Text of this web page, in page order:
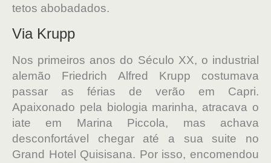
tetos abobadados.
Via Krupp
Nos primeiros anos do Século XX, o industrial
alemão Friedrich Alfred Krupp costumava
passar as férias de verão em Capri.
Apaixonado pela biologia marinha, atracava o
iate em Marina Piccola, mas achava
desconfortável chegar até a sua suite no
Grand Hotel Quisisana. Por isso, encomendou